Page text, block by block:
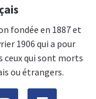
fondée en 1887 et
1906 qui a pour
ceux qui sont morts
ou étrangers.